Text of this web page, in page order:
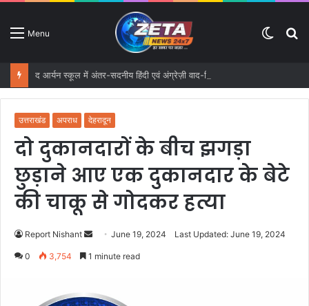
Menu
Switch
उत्तराखंड अपराध देहरादून
दो दुकानदारों के बीच झगड़ा
छुड़ाने आए एक दुकानदार के बेटे
की चाकू से गोदकर हत्या
Report Nishant
a
June 19, 2024 Last Updated: June 19, 2024
0 3,754 1 minute read